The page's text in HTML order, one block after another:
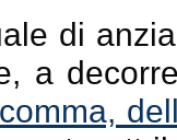
di
a